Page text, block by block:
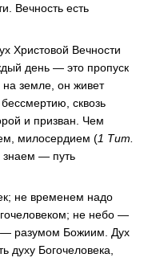
Вечность есть
Христовой Вечности
день — это пропуск
на земле, он живет
сквозь
и призван. Чем
милосердием (1 Тит.
знаем — путь
не временем надо
не небо —
разумом Божиим. Дух
духу Богочеловека,